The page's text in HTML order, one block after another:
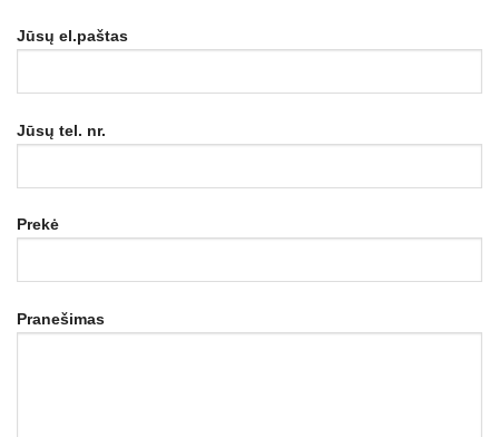
Jūsų el.paštas
Jūsų tel. nr.
Prekė
Pranešimas